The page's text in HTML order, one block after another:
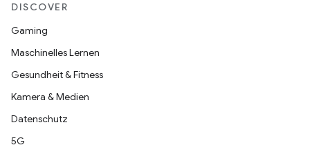
DISCOVER
Gaming
Maschinelles Lernen
Gesundheit & Fitness
Kamera & Medien
Datenschutz
5G